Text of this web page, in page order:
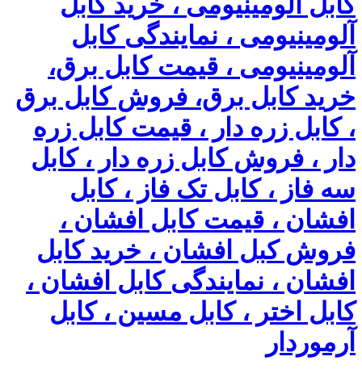
آلومینیومی ، نمایندگی کابل
آلومینیومی ، قیمت کابل برق،
خرید کابل برق، فروش کابل برق
، کابل زره دار ، قیمت کابل زره
دار ، فروش کابل زره دار ، کابل
سه فاز ، کابل تک فاز ، کابل
افشان ، قیمت کابل افشان ،
فروش کبل افشان ، خرید کابل
افشان ، نمایندگی کابل افشان ،
کابل اختر ، کابل مسین ، کابل
آرموردار